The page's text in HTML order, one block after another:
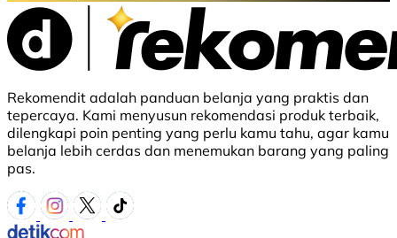
Rekomendit adalah panduan belanja yang praktis dan
tepercaya. Kami menyusun rekomendasi produk terbaik,
dilengkapi poin penting yang perlu kamu tahu, agar kamu
belanja lebih cerdas dan menemukan barang yang paling
pas.